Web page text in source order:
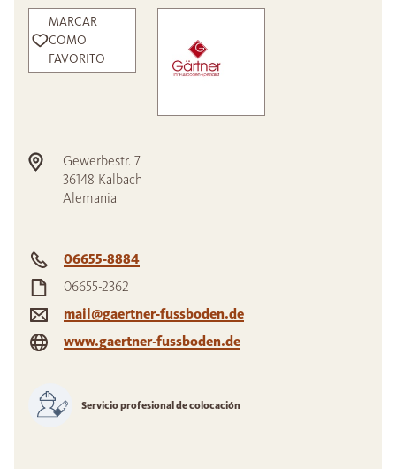
MARCAR
COMO
FAVORITO
Gewerbestr. 7
36148 Kalbach
Alemania
06655-8884
06655-2362
mail@gaertner-fussboden.de
www.gaertner-fussboden.de
Servicio profesional de colocación